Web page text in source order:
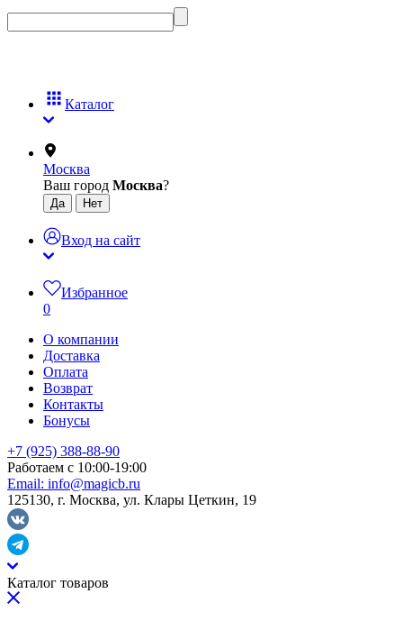
Каталог
Москва
Ваш город Москва?
Вход на сайт
Избранное
0
О компании
Доставка
Оплата
Возврат
Контакты
Бонусы
+7 (925) 388-88-90
Работаем с 10:00-19:00
Email: info@magicb.ru
125130, г. Москва, ул. Клары Цеткин, 19
Каталог товаров